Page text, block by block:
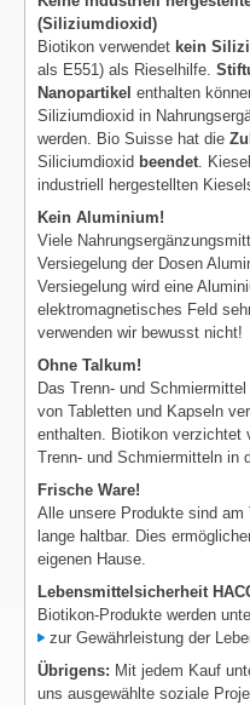
(Siliziumdioxid)
Biotikon verwendet kein
als E551) als Rieselhilfe.
Nanopartikel enthalten
Siliziumdioxid in
werden. Bio Suisse hat die
Siliciumdioxid beendet .
industriell hergestellten
Kein Aluminium!
Viele
Versiegelung der Dosen
Versiegelung wird eine
elektromagnetisches Feld
verwenden wir bewusst nicht!
Ohne Talkum!
Das Trenn- und
von Tabletten und Kapseln
enthalten. Biotikon verzichtet
Trenn- und Schmiermitteln in
Frische Ware!
Alle unsere Produkte sind am
lange haltbar. Dies
eigenen Hause.
Lebensmittelsicherheit
Biotikon-Produkte werden
zur Gewährleistung der
Übrigens: Mit jedem Kauf
uns ausgewählte soziale